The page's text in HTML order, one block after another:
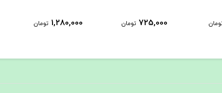
1,280,000 تومان 1,458,000 تومان